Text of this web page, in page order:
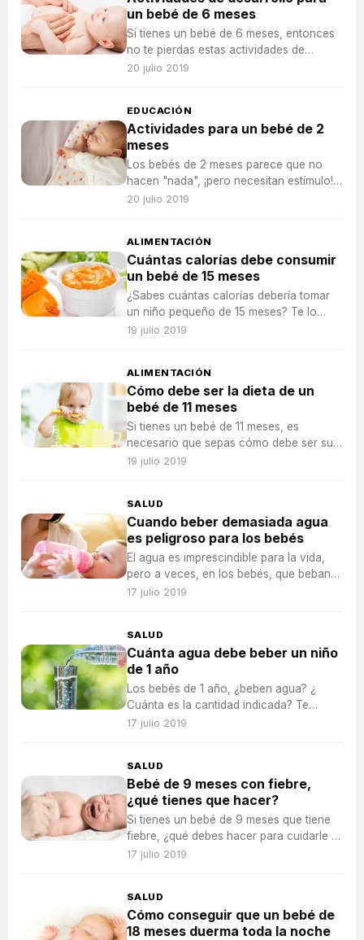
un bebé de 6 meses
Si tienes un bebé de 6 meses, entonces
no te pierdas estas actividades de
desarrollo para estimularle y que al
20 julio 2019
EDUCACIÓN
Actividades para un bebé de 2
meses
Los bebés de 2 meses parece que no
hacen "nada", ¡pero necesitan estímulo!
Aprenden más rápido de lo que
20 julio 2019
ALIMENTACIÓN
Cuántas calorías debe consumir
un bebé de 15 meses
¿Sabes cuántas calorías debería tomar
un niño pequeño de 15 meses? Te lo
contamos a continuación.
19 julio 2019
ALIMENTACIÓN
Cómo debe ser la dieta de un
bebé de 11 meses
Si tienes un bebé de 11 meses, es
necesario que sepas cómo debe ser su
dieta diaria para que crezca sano y
19 julio 2019
SALUD
Cuando beber demasiada agua
es peligroso para los bebés
El agua es imprescindible para la vida,
pero a veces, en los bebés, que beban
agua puede ser peligroso. Descubre por
17 julio 2019
SALUD
Cuánta agua debe beber un niño
de 1 año
Los bebés de 1 año, ¿beben agua? ¿
Cuánta es la cantidad indicada? Te
resolvemos estas dudas y más a
17 julio 2019
SALUD
Bebé de 9 meses con fiebre,
¿qué tienes que hacer?
Si tienes un bebé de 9 meses que tiene
fiebre, ¿qué debes hacer para cuidarle y
protegerle de ese estado febril?
17 julio 2019
SALUD
Cómo conseguir que un bebé de
18 meses duerma toda la noche